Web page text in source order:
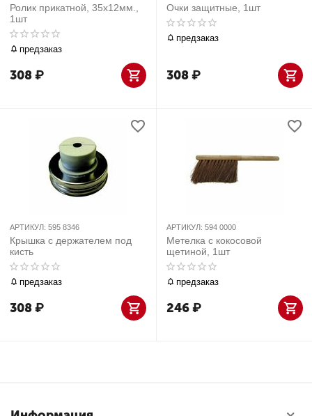
Ролик прикатной, 35х12мм.,
1шт
предзаказ
308₽
Очки защитные, 1шт
предзаказ
308₽
АРТИКУЛ: 595 8346
Крышка с держателем под
кисть
предзаказ
308₽
АРТИКУЛ: 594 0000
Метелка с кокосовой
щетиной, 1шт
предзаказ
246₽